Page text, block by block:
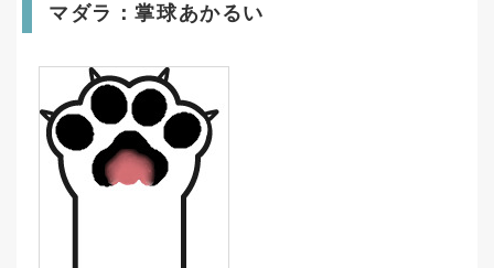
マダラ：掌球あかるい